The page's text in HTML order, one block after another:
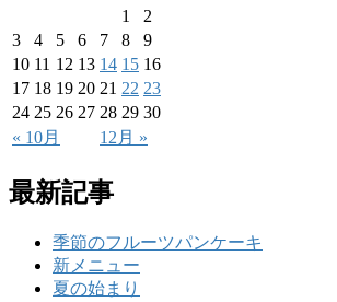
« 10月 12月 »
1
2
3
4 5 6 7 8
9
10 11 12 13 14 15 16
17 18 19 20 21 22 23
24 25 26 27 28 29 30
最新記事
季節のフルーツパンケーキ
新メニュー
夏の始まり